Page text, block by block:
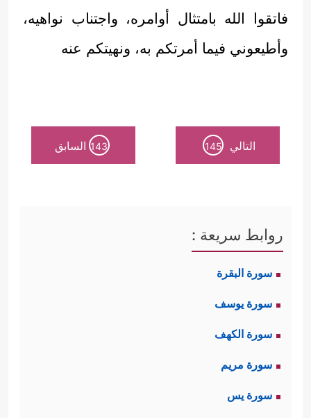
فاتقوا الله بامتثال أوامره، واجتناب نواهيه،
وأطيعوني فيما أمرتكم به، ونهيتكم عنه
التالي 145
143 السابق
روابط سريعة :
سورة البقرة
سورة يوسف
سورة الكهف
سورة مريم
سورة يس